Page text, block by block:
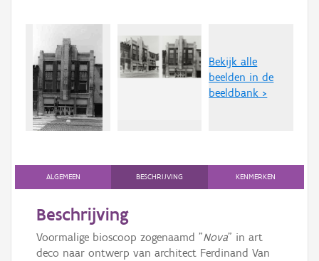
Bekijk alle
beelden in de
beeldbank >
ALGEMEEN BESCHRIJVING KENMERKEN
Beschrijving
Voormalige bioscoop zogenaamd "Nova" in art
deco naar ontwerp van architect Ferdinand Van